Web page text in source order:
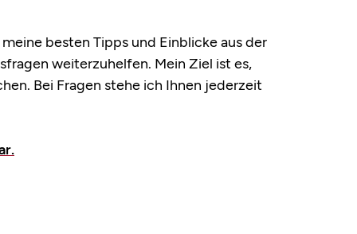
besten Tipps und Einblicke aus der
weiterzuhelfen. Mein Ziel ist es,
Bei Fragen stehe ich Ihnen jederzeit